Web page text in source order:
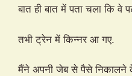
बात ही बात में पता चला कि वे
तभी ट्रेन में किन्नर आ गए.
मैंने अपनी जेब से पैसे निकालने